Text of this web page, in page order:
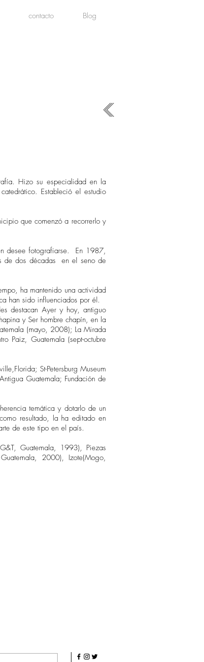
contacto Blog
Hizo su especialidad en la
Estableció el estudio
que comenzó a recorrerlo y
desee fotografiarse. En 1987,
de dos décadas en el seno de
ha mantenido una actividad
han sido influenciados por él.
destacan Ayer y hoy, antiguo
y Ser hombre chapín, en la
(mayo, 2008); La Mirada
Paiz, Guatemala (sept-octubre
St-Petersburg Museum
Guatemala; Fundación de
temática y dotarlo de un
resultado, la ha editado en
de este tipo en el país.
Guatemala, 1993), Piezas
2000), Izote(Mogo,